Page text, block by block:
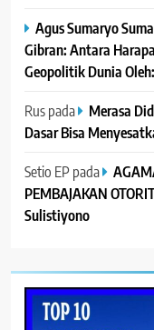
Agus Sumaryo
Gibran: Antara
Geopolitik Dunia
Ruspada
Merasa
Dasar Bisa
Setio EP pada
PEMBAJAKAN
Sulistiyono